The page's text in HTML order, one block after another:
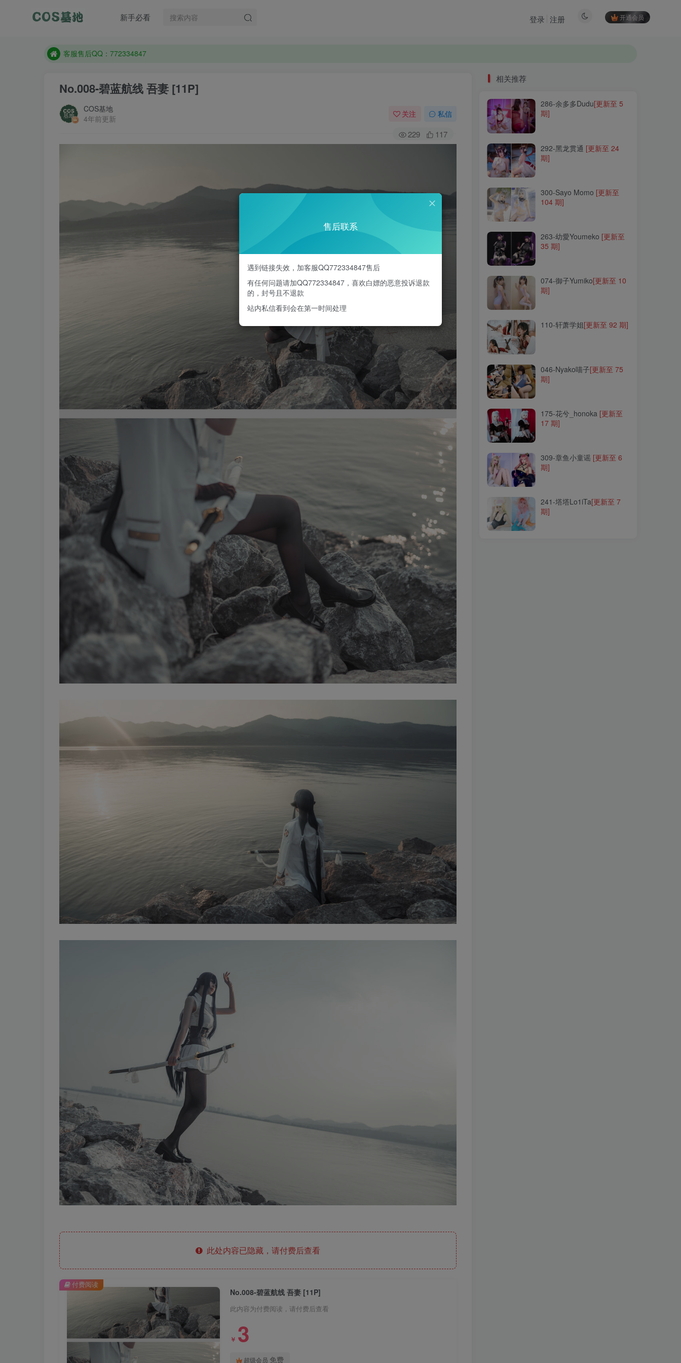
新手必看 开通会员
登录 注册
遇到任何问题加客服QQ：772334847
防失联：百度搜索《一七天佳》，实时查看最新站点。
No.008-碧蓝航线 吾妻 [11P]
COS基地
4年前更新
关注 私信
229 117
此处内容已隐藏，请付费后查看
No.008-碧蓝航线 吾妻 [11P]
此内容为付费阅读，请付费后查看
￥ 3
超级会员 免费
付费阅读
300-Sayo Momo
263-幼愛Youmeko
074-御子Yumiko
110-轩萧学姐
175-花兮_honoka
309-章鱼小童谣
241-塔塔Lo1iTa
相关推荐
286-余多多Dudu[更新至 5
期]
292-黑龙贯通 [更新至 24
期]
300-Sayo Momo [更新至
104 期]
263-幼愛Youmeko [更新至
35 期]
074-御子Yumiko[更新至 10
期]
110-轩萧学姐[更新至 92 期]
046-Nyako喵子[更新至 75
期]
175-花兮_honoka [更新至
17 期]
309-章鱼小童谣 [更新至 6
期]
241-塔塔Lo1iTa[更新至 7
期]
售后联系
遇到链接失效，加客服QQ772334847售后
有任何问题请加QQ772334847，喜欢白嫖的恶意投诉退款
的，封号且不退款
站内私信看到会在第一时间处理